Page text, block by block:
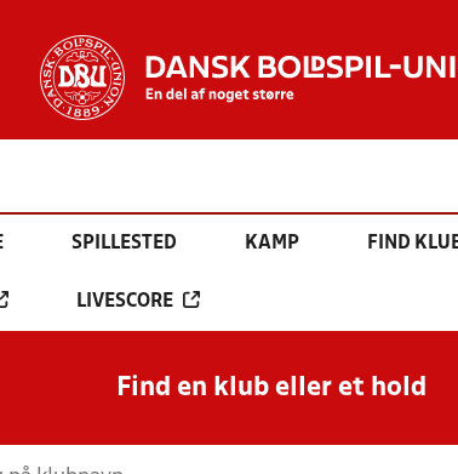
SPILLESTED KAMP FIND
LIVESCORE
Find en klub eller et hold